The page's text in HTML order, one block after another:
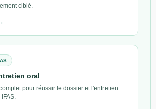
ciblé.
oral
pour réussir le dossier et l'entretien